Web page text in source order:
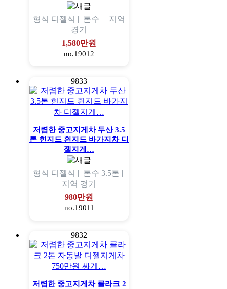
형식 디젤식 | 톤수 | 지역
경기
1,580만원
no.19012
9833
저렴한 중고지게차 두산 3.5
톤 힌지드 흰지드 바가지차 디
젤지게…
형식 디젤식 | 톤수 3.5톤 |
지역 경기
980만원
no.19011
9832
저렴한 중고지게차 클라크 2